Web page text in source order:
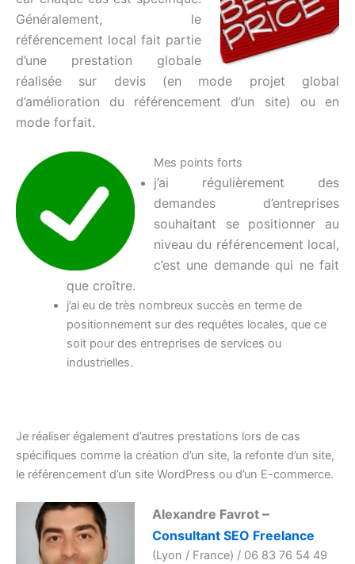
Généralement, le
référencement local fait partie
d’une prestation globale
réalisée sur devis (en mode projet global
d’amélioration du référencement d’un site) ou en
mode forfait.
Mes points forts
j’ai régulièrement des
demandes d’entreprises
souhaitant se positionner au
niveau du référencement local,
c’est une demande qui ne fait
que croître.
j’ai eu de très nombreux succès en terme de
positionnement sur des requêtes locales, que ce
soit pour des entreprises de services ou
industrielles.
Je réaliser également d’autres prestations lors de cas
spécifiques comme la création d’un site, la refonte d’un site,
le référencement d’un site WordPress ou d’un E-commerce.
Alexandre Favrot–
Consultant SEO Freelance
(Lyon / France) / 06 83 76 54 49